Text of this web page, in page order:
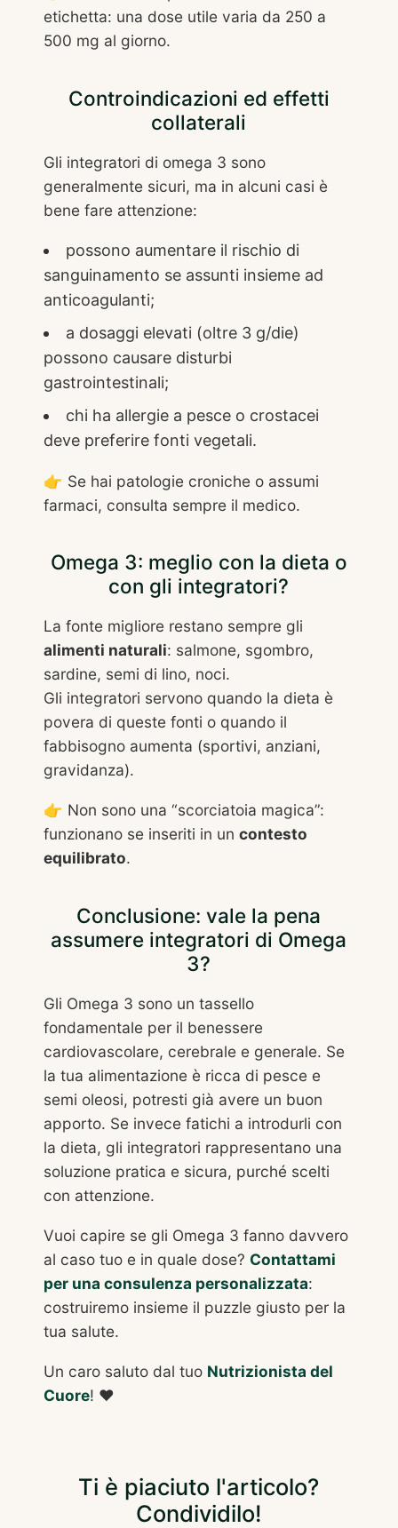
etichetta: una dose utile varia da 250 a
500 mg al giorno.
Controindicazioni ed effetti
collaterali
Gli integratori di omega 3 sono
generalmente sicuri, ma in alcuni casi è
bene fare attenzione:
possono aumentare il rischio di
sanguinamento se assunti insieme ad
anticoagulanti;
a dosaggi elevati (oltre 3 g/die)
possono causare disturbi
gastrointestinali;
chi ha allergie a pesce o crostacei
deve preferire fonti vegetali.
👉 Se hai patologie croniche o assumi
farmaci, consulta sempre il medico.
Omega 3: meglio con la dieta o
con gli integratori?
La fonte migliore restano sempre gli
alimenti naturali: salmone, sgombro,
sardine, semi di lino, noci.
Gli integratori servono quando la dieta è
povera di queste fonti o quando il
fabbisogno aumenta (sportivi, anziani,
gravidanza).
👉 Non sono una “scorciatoia magica”:
funzionano se inseriti in un contesto
equilibrato.
Conclusione: vale la pena
assumere integratori di Omega
3?
Gli Omega 3 sono un tassello
fondamentale per il benessere
cardiovascolare, cerebrale e generale. Se
la tua alimentazione è ricca di pesce e
semi oleosi, potresti già avere un buon
apporto. Se invece fatichi a introdurli con
la dieta, gli integratori rappresentano una
soluzione pratica e sicura, purché scelti
con attenzione.
Vuoi capire se gli Omega 3 fanno davvero
al caso tuo e in quale dose? Contattami
per una consulenza personalizzata:
costruiremo insieme il puzzle giusto per la
tua salute.
Un caro saluto dal tuo Nutrizionista del
Cuore! ❤️
Ti è piaciuto l'articolo?
Condividilo!